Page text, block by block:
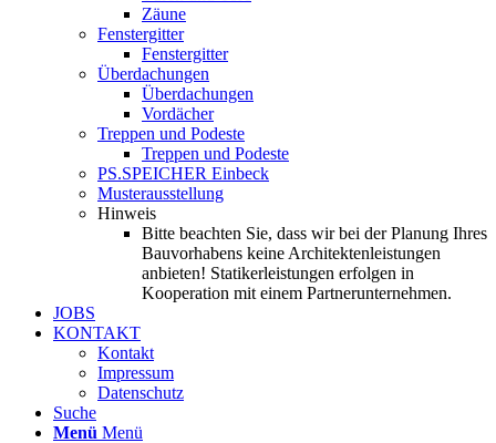
Zäune
Fenstergitter
Fenstergitter
Überdachungen
Überdachungen
Vordächer
Treppen und Podeste
Treppen und Podeste
PS.SPEICHER Einbeck
Musterausstellung
Hinweis
Bitte beachten Sie, dass wir bei der Planung Ihres
Bauvorhabens keine Architektenleistungen
anbieten! Statikerleistungen erfolgen in
Kooperation mit einem Partnerunternehmen.
JOBS
KONTAKT
Kontakt
Impressum
Datenschutz
Suche
Menü Menü